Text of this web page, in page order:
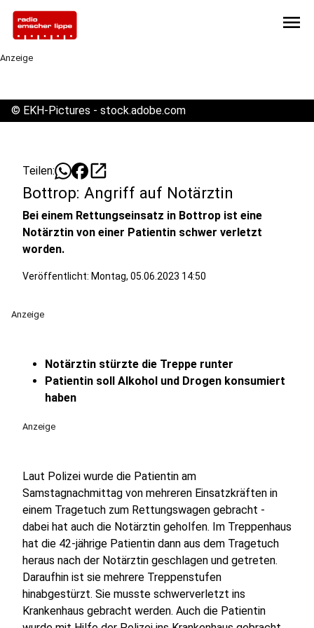
menu
Anzeige
© EKH-Pictures - stock.adobe.com
Teilen: open_in_new
Bottrop: Angriff auf Notärztin
Bei einem Rettungseinsatz in Bottrop ist eine
Notärztin von einer Patientin schwer verletzt
worden.
Veröffentlicht: Montag, 05.06.2023 14:50
Anzeige
Notärztin stürzte die Treppe runter
Patientin soll Alkohol und Drogen konsumiert
haben
Anzeige
Laut Polizei wurde die Patientin am
Samstagnachmittag von mehreren Einsatzkräften in
einem Tragetuch zum Rettungswagen gebracht -
dabei hat auch die Notärztin geholfen. Im Treppenhaus
hat die 42-jährige Patientin dann aus dem Tragetuch
heraus nach der Notärztin geschlagen und getreten.
Daraufhin ist sie mehrere Treppenstufen
hinabgestürzt. Sie musste schwerverletzt ins
Krankenhaus gebracht werden. Auch die Patientin